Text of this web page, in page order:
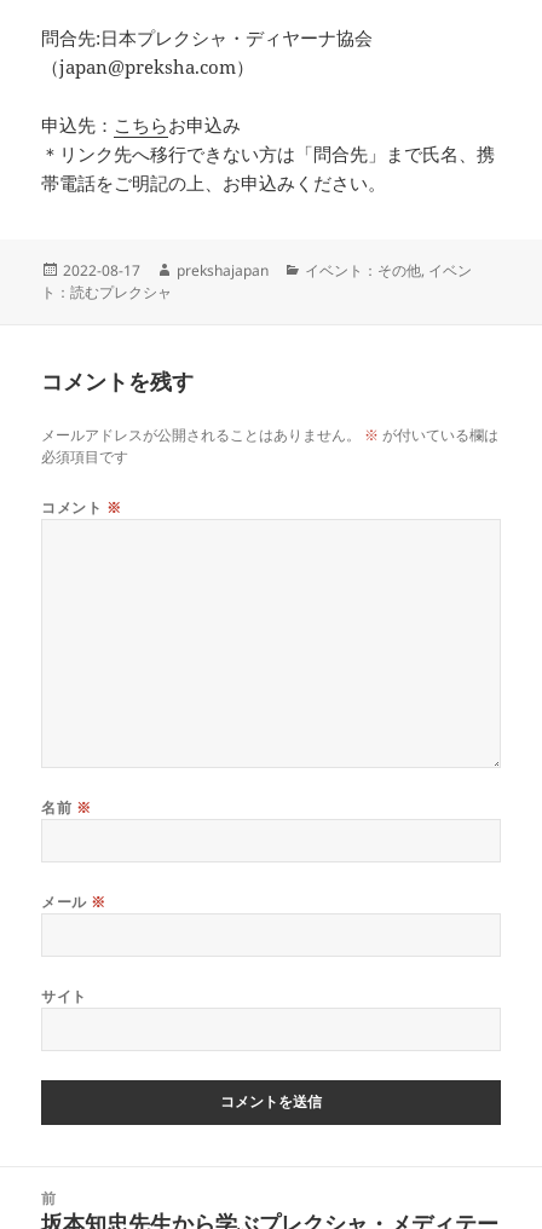
問合先:日本プレクシャ・ディヤーナ協会
（japan@preksha.com）
申込先： こちらお申込み
＊リンク先へ移行できない方は「問合先」まで氏名、携
帯電話をご明記の上、お申込みください。
投
稿
2022-08-17
作
prekshajapan
カ
イベント：その他, イベン
ト：読むプレクシャ
コメントを残す
メールアドレスが公開されることはありません。 ※ が付いている欄は
必須項目です
コメント ※
名前 ※
メール ※
サイト
前
前